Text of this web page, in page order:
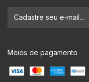
Meios de pagamento